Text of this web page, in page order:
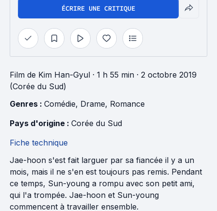
ÉCRIRE UNE CRITIQUE
Film de Kim Han-Gyul · 1 h 55 min · 2 octobre 2019
(Corée du Sud)
Genres : Comédie, Drame, Romance
Pays d'origine : Corée du Sud
Fiche technique
Jae-hoon s'est fait larguer par sa fiancée il y a un
mois, mais il ne s'en est toujours pas remis. Pendant
ce temps, Sun-young a rompu avec son petit ami,
qui l'a trompée. Jae-hoon et Sun-young
commencent à travailler ensemble.